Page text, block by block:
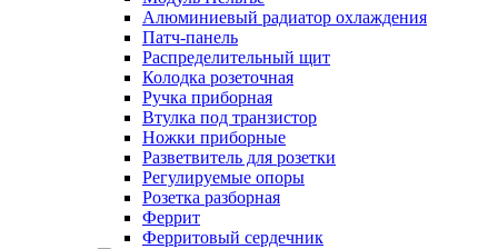
Алюминиевый радиатор охлаждения
Патч-панель
Распределительный щит
Колодка розеточная
Ручка приборная
Втулка под транзистор
Ножки приборные
Разветвитель для розетки
Регулируемые опоры
Розетка разборная
Феррит
Ферритовый сердечник